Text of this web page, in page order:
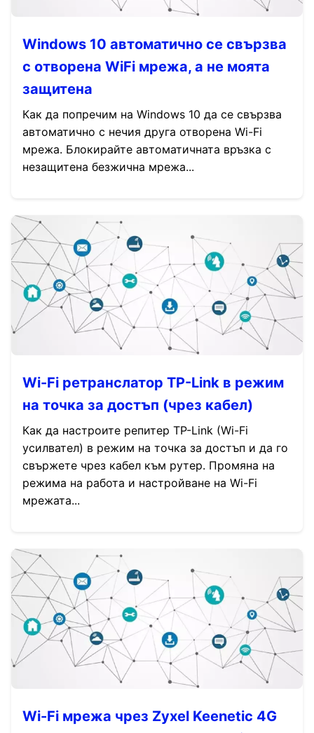
Windows 10 автоматично се свързва
с отворена WiFi мрежа, а не моята
защитена
Как да попречим на Windows 10 да се свързва
автоматично с нечия друга отворена Wi-Fi
мрежа. Блокирайте автоматичната връзка с
незащитена безжична мрежа...
Wi-Fi ретранслатор TP-Link в режим
на точка за достъп (чрез кабел)
Как да настроите репитер TP-Link (Wi-Fi
усилвател) в режим на точка за достъп и да го
свържете чрез кабел към рутер. Промяна на
режима на работа и настройване на Wi-Fi
мрежата...
Wi-Fi мрежа чрез Zyxel Keenetic 4G